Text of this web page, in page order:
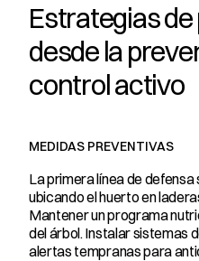
Estrategias
desde la
control activo
MEDIDAS PREVENTIVAS
La primera línea de
ubicando el huerto en
Mantener un programa
del árbol. Instalar sistemas
alertas tempranas para